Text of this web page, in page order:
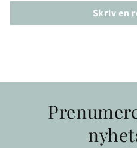
Skriv en